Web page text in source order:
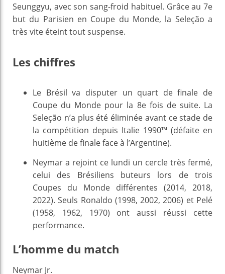
Seunggyu, avec son sang-froid habituel. Grâce au 7e
but du Parisien en Coupe du Monde, la Seleção a
très vite éteint tout suspense.
Les chiffres
Le Brésil va disputer un quart de finale de
Coupe du Monde pour la 8e fois de suite. La
Seleção n’a plus été éliminée avant ce stade de
la compétition depuis Italie 1990™ (défaite en
huitième de finale face à l’Argentine).
Neymar a rejoint ce lundi un cercle très fermé,
celui des Brésiliens buteurs lors de trois
Coupes du Monde différentes (2014, 2018,
2022). Seuls Ronaldo (1998, 2002, 2006) et Pelé
(1958, 1962, 1970) ont aussi réussi cette
performance.
L’homme du match
Neymar Jr.